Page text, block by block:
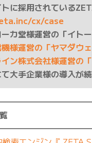
に採用されている
cx/case
カ堂様運営の「イト
様運営の「ヤマダウ
ン株式会社様運営の
大手企業様の導入が続